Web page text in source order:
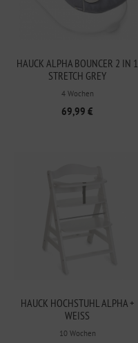
HAUCK ALPHA BOUNCER 2 IN 1
STRETCH GREY
4 Wochen
69,99 €
HAUCK HOCHSTUHL ALPHA +
WEISS
10 Wochen